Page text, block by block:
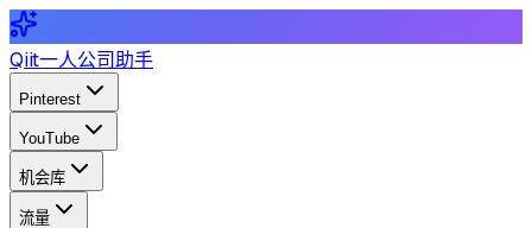
Qiit一人公司助手
Pinterest
YouTube
机会库
流量